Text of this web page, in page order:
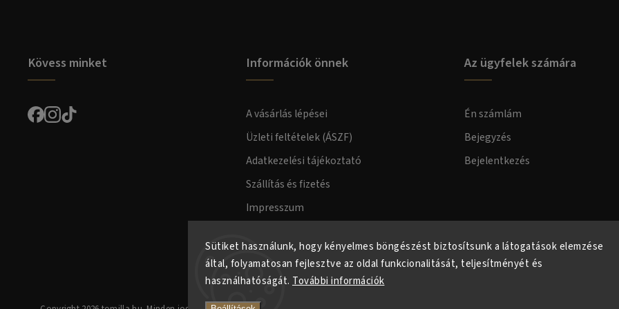
Sütiket használunk, hogy kényelmes böngészést biztosítsunk a látogatások elemzése
által, folyamatosan fejlesztve az oldal funkcionalitását, teljesítményét és
használhatóságát. További információk
Kövess minket Információk önnek
A vásárlás lépései
Üzleti feltételek (ÁSZF)
Adatkezelési tájékoztató
Szállítás és fizetés
Impresszum
Az ügyfelek számára
Én számlám
Bejegyzés
Bejelentkezés